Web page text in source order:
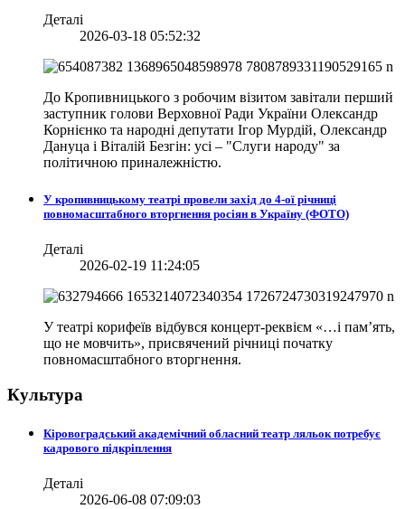
Деталі
2026-03-18 05:52:32
До Кропивницького з робочим візитом завітали перший
заступник голови Верховної Ради України Олександр
Корнієнко та народні депутати Ігор Мурдій, Олександр
Дануца і Віталій Безгін: усі – "Слуги народу" за
політичною приналежністю.
У кропивницькому театрі провели захід до 4-ої річниці
повномасштабного вторгнення росіян в Україну (ФОТО)
Деталі
2026-02-19 11:24:05
У театрі корифеїв відбувся концерт-реквієм «…і пам’ять,
що не мовчить», присвячений річниці початку
повномасштабного вторгнення.
Культура
Кіровоградський академічний обласний театр ляльок потребує
кадрового підкріплення
Деталі
2026-06-08 07:09:03